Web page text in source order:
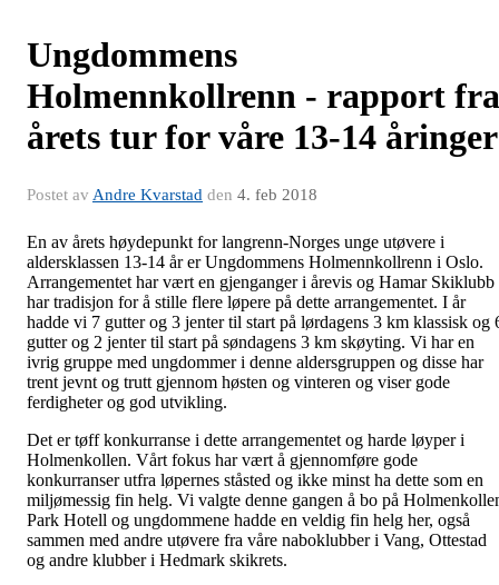
Ungdommens
Holmennkollrenn - rapport fra
årets tur for våre 13-14 åringer
Postet av Andre Kvarstad den 4. feb 2018
En av årets høydepunkt for langrenn-Norges unge utøvere i
aldersklassen 13-14 år er Ungdommens Holmennkollrenn i Oslo.
Arrangementet har vært en gjenganger i årevis og Hamar Skiklubb
har tradisjon for å stille flere løpere på dette arrangementet. I år
hadde vi 7 gutter og 3 jenter til start på lørdagens 3 km klassisk og
gutter og 2 jenter til start på søndagens 3 km skøyting. Vi har en
ivrig gruppe med ungdommer i denne aldersgruppen og disse har
trent jevnt og trutt gjennom høsten og vinteren og viser gode
ferdigheter og god utvikling.
Det er tøff konkurranse i dette arrangementet og harde løyper i
Holmenkollen. Vårt fokus har vært å gjennomføre gode
konkurranser utfra løpernes ståsted og ikke minst ha dette som en
miljømessig fin helg. Vi valgte denne gangen å bo på
Park Hotell og ungdommene hadde en veldig fin helg her, også
sammen med andre utøvere fra våre naboklubber i Vang, Ottestad
og andre klubber i Hedmark skikrets.